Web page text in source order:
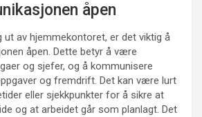
åpen
av hjemmekontoret, er det viktig å
åpen. Dette betyr å være
og sjefer, og å kommunisere
og fremdrift. Det kan være lurt
eller sjekkpunkter for å sikre at
og at arbeidet går som planlagt. Det